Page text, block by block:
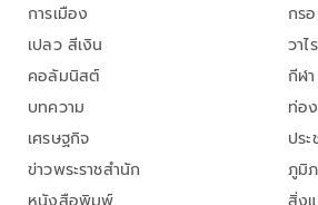
การเมือง
เปลว สีเงิน
คอลัมนิสต์
บทความ
เศรษฐกิจ
ข่าวพระราชสำนัก
กร
วาไ
กีฬา
ท่อ
ปร
ภูมิ